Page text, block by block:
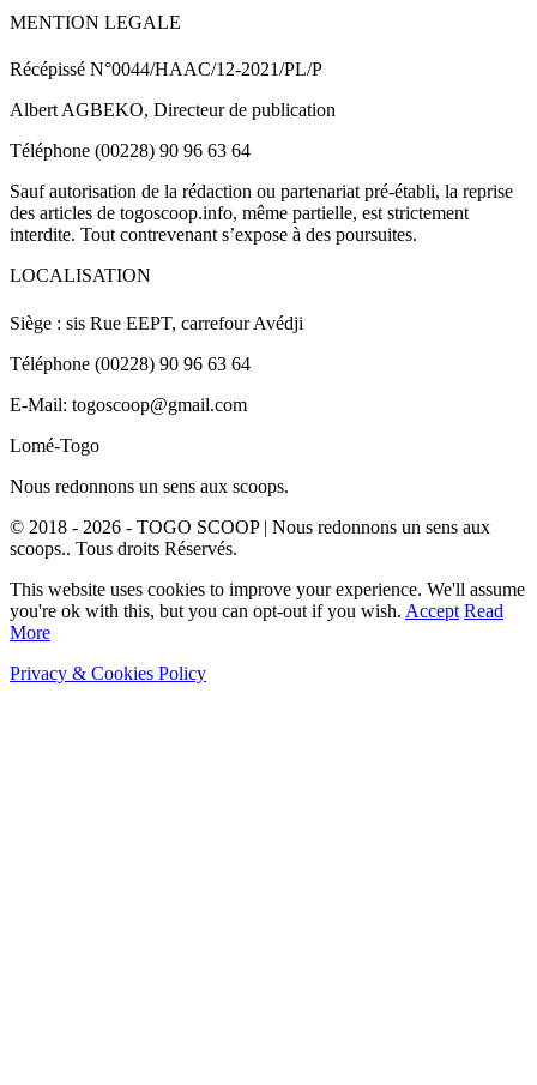
MENTION LEGALE
Récépissé N°0044/HAAC/12-2021/PL/P
Albert AGBEKO, Directeur de publication
Téléphone (00228) 90 96 63 64
Sauf autorisation de la rédaction ou partenariat pré-établi, la reprise
des articles de togoscoop.info, même partielle, est strictement
interdite. Tout contrevenant s’expose à des poursuites.
LOCALISATION
Siège : sis Rue EEPT, carrefour Avédji
Téléphone (00228) 90 96 63 64
E-Mail: togoscoop@gmail.com
Lomé-Togo
Nous redonnons un sens aux scoops.
© 2018 - 2026 - TOGO SCOOP | Nous redonnons un sens aux
scoops.. Tous droits Réservés.
This website uses cookies to improve your experience. We'll assume
you're ok with this, but you can opt-out if you wish. Accept Read
More
Privacy & Cookies Policy